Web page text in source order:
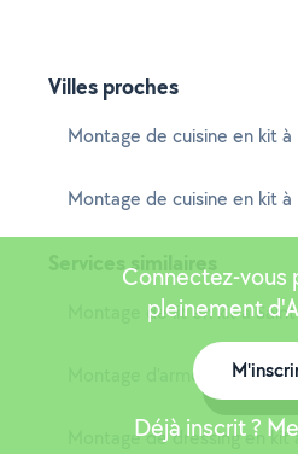
Villes proches
Montage de cuisine en kit
Montage de cuisine en kit à
Services similaires
Montage de lit en kit à
Montage d'armoire en kit à
Montage de dressing en kit
Connectez-vous
pleinement
Déjà inscrit ?